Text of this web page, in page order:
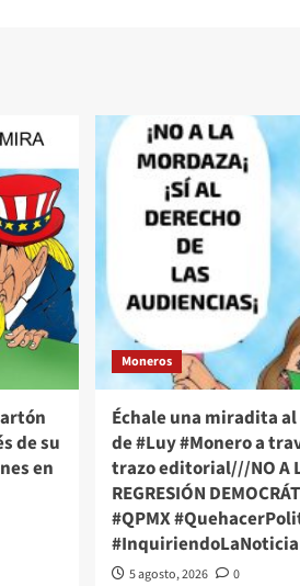
de su
en
Moneros
Échale una miradita
de #Luy #Monero a
trazo editorial///NO A
REGRESIÓN
#QPMX
#InquiriendoLaNoticia
5 agosto, 2026 0